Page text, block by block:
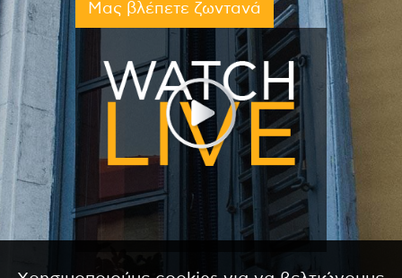
Μας βλέπετε ζωντανά